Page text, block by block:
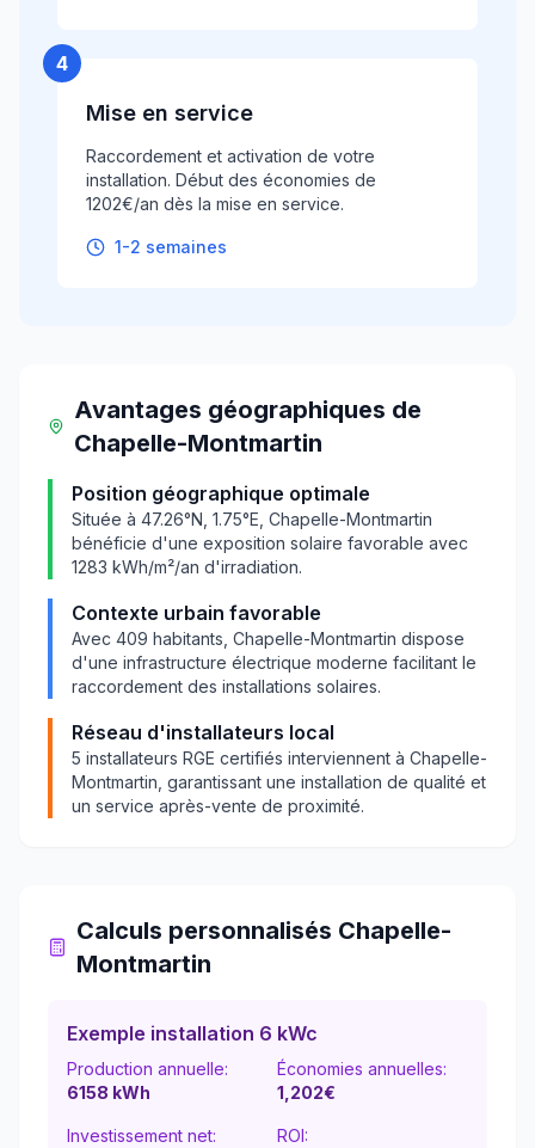
4
Mise en service
Raccordement et activation de votre
installation. Début des économies de
1202€/an dès la mise en service.
1-2 semaines
Avantages géographiques de
Chapelle-Montmartin
Position géographique optimale
Située à 47.26°N, 1.75°E, Chapelle-Montmartin
bénéficie d'une exposition solaire favorable avec
1283 kWh/m²/an d'irradiation.
Contexte urbain favorable
Avec 409 habitants, Chapelle-Montmartin dispose
d'une infrastructure électrique moderne facilitant le
raccordement des installations solaires.
Réseau d'installateurs local
5 installateurs RGE certifiés interviennent à Chapelle-
Montmartin , garantissant une installation de qualité et
un service après-vente de proximité.
Calculs personnalisés Chapelle-
Montmartin
Exemple installation 6 kWc
Production annuelle:
6158 kWh
Économies annuelles:
1,202€
Investissement net:
ROI: